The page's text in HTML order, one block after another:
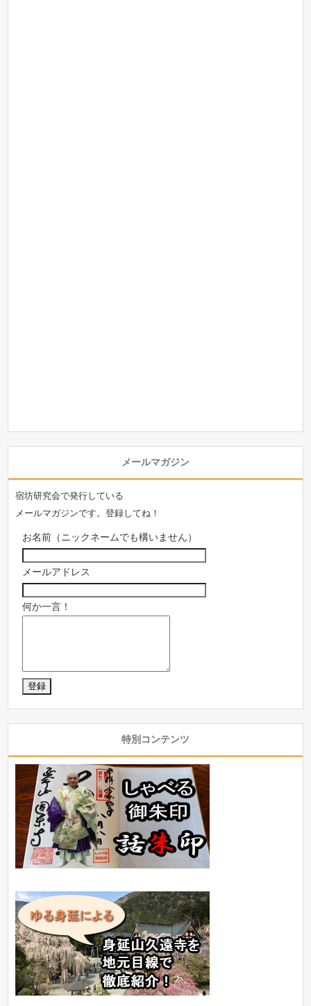
メールマガジン
宿坊研究会で発行している
メールマガジンです。登録してね！
お名前（ニックネームでも構いません）
メールアドレス
何か一言！
特別コンテンツ